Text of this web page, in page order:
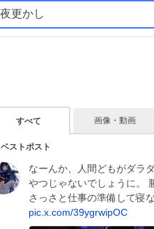
すべて 画像・動画
ベストポスト
なーんか、人間どもがダ
やつじゃないでしょうに。
さっさと仕事の準備して寝
pic.x.com/39ygrwipOC